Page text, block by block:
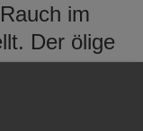
im
Der ölige